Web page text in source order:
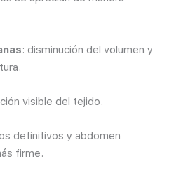
: disminución del volumen y
visible del tejido.
definitivos y abdomen
firme.